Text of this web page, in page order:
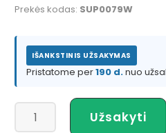
Prekės kodas: SUP0079W
IŠANKSTINIS UŽSAKYMAS
Pristatome per190 d.nuo
kiekis:
Užsakyti